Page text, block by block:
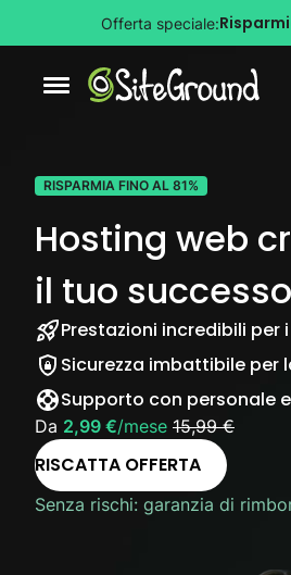
Offerta speciale:
Bottone navigazione da mobile
RISPARMIA FINO AL 81%
Hosting web
il tuo successo
Prestazioni incredibili per
Sicurezza imbattibile per
Supporto con personale
Da 2,99 €/mese 15,99 €
RISCATTA OFFERTA
Senza rischi: garanzia di